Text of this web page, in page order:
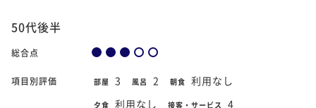
50代後半
総合点
項目別評価 部屋 3 風呂 2 朝食 利用なし
夕食 利用なし 接客・サービス 4